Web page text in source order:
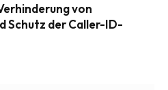
von
Schutz der Caller-ID-